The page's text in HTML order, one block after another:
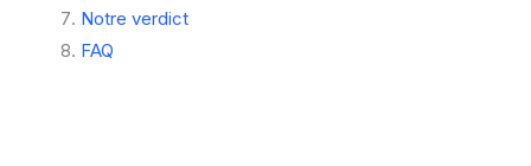
Notre verdict
FAQ